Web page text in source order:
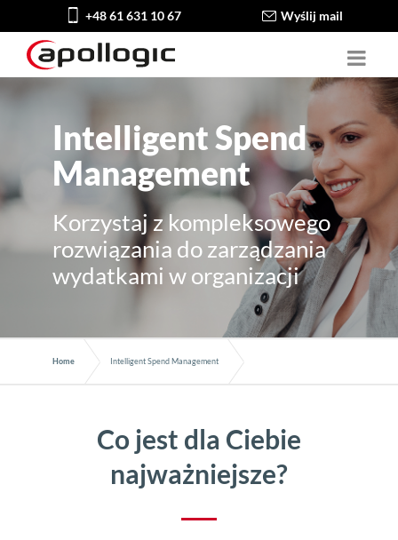
+48 61 631 10 67 Wyślij mail
Intelligent Spend
Management
Korzystaj z kompleksowego
rozwiązania do zarządzania
wydatkami w organizacji
Home Intelligent Spend Management
Co jest dla Ciebie
najważniejsze?